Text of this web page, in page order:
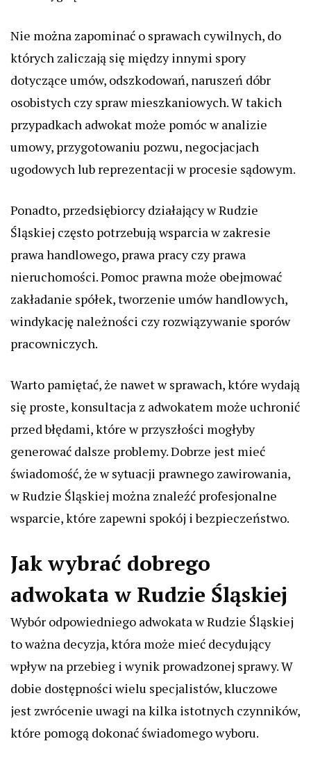
Nie można zapominać o sprawach cywilnych, do
których zaliczają się między innymi spory
dotyczące umów, odszkodowań, naruszeń dóbr
osobistych czy spraw mieszkaniowych. W takich
przypadkach adwokat może pomóc w analizie
umowy, przygotowaniu pozwu, negocjacjach
ugodowych lub reprezentacji w procesie sądowym.
Ponadto, przedsiębiorcy działający w Rudzie
Śląskiej często potrzebują wsparcia w zakresie
prawa handlowego, prawa pracy czy prawa
nieruchomości. Pomoc prawna może obejmować
zakładanie spółek, tworzenie umów handlowych,
windykację należności czy rozwiązywanie sporów
pracowniczych.
Warto pamiętać, że nawet w sprawach, które wydają
się proste, konsultacja z adwokatem może uchronić
przed błędami, które w przyszłości mogłyby
generować dalsze problemy. Dobrze jest mieć
świadomość, że w sytuacji prawnego zawirowania,
w Rudzie Śląskiej można znaleźć profesjonalne
wsparcie, które zapewni spokój i bezpieczeństwo.
Jak wybrać dobrego
adwokata w Rudzie Śląskiej
Wybór odpowiedniego adwokata w Rudzie Śląskiej
to ważna decyzja, która może mieć decydujący
wpływ na przebieg i wynik prowadzonej sprawy. W
dobie dostępności wielu specjalistów, kluczowe
jest zwrócenie uwagi na kilka istotnych czynników,
które pomogą dokonać świadomego wyboru.